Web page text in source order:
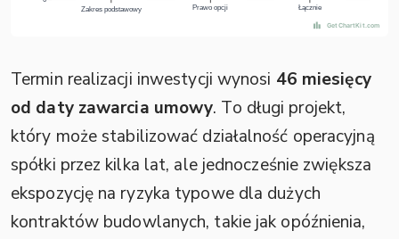
Termin realizacji inwestycji wynosi 46 miesięcy
od daty zawarcia umowy. To długi projekt,
który może stabilizować działalność operacyjną
spółki przez kilka lat, ale jednocześnie zwiększa
ekspozycję na ryzyka typowe dla dużych
kontraktów budowlanych, takie jak opóźnienia,